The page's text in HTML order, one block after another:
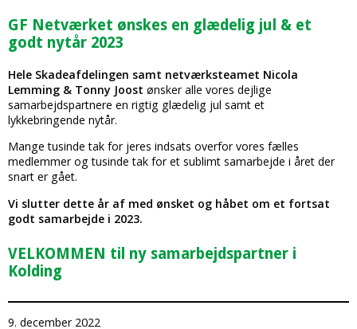
GF Netværket ønskes en glædelig jul & et
godt nytår 2023
Hele Skadeafdelingen samt netværksteamet Nicola
Lemming & Tonny Joost ønsker alle vores dejlige
samarbejdspartnere en rigtig glædelig jul samt et
lykkebringende nytår.
Mange tusinde tak for jeres indsats overfor vores fælles
medlemmer og tusinde tak for et sublimt samarbejde i året der
snart er gået.
Vi slutter dette år af med ønsket og håbet om et fortsat
godt samarbejde i 2023.
VELKOMMEN til ny samarbejdspartner i
Kolding
9. december 2022